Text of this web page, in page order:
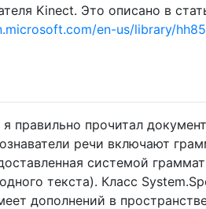
Kinect. Это описано в
en-us/library/
я правильно прочитал
речи включают
системой
текста). Класс
дополнений в